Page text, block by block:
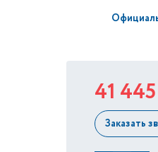
41 445
Заказать